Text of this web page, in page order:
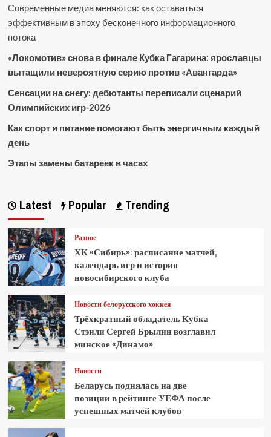
Современные медиа меняются: как оставаться
эффективным в эпоху бесконечного информационного
потока
«Локомотив» снова в финале Кубка Гагарина: ярославцы
вытащили невероятную серию против «Авангарда»
Сенсации на снегу: дебютанты переписали сценарий
Олимпийских игр-2026
Как спорт и питание помогают быть энергичным каждый
день
Этапы замены батареек в часах
Latest Popular Trending
Разное
ХК «Сибирь»: расписание матчей,
календарь игр и история
новосибирского клуба
Новости белорусского хоккея
Трёхкратный обладатель Кубка
Стэнли Сергей Брылин возглавил
минское «Динамо»
Новости
Беларусь поднялась на две
позиции в рейтинге УЕФА после
успешных матчей клубов